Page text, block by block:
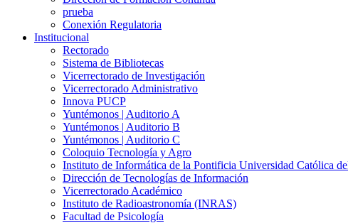
prueba
Conexión Regulatoria
Institucional
Rectorado
Sistema de Bibliotecas
Vicerrectorado de Investigación
Vicerrectorado Administrativo
Innova PUCP
Yuntémonos | Auditorio A
Yuntémonos | Auditorio B
Yuntémonos | Auditorio C
Coloquio Tecnología y Agro
Instituto de Informática de la Pontificia Universidad Católica
Dirección de Tecnologías de Información
Vicerrectorado Académico
Instituto de Radioastronomía (INRAS)
Facultad de Psicología